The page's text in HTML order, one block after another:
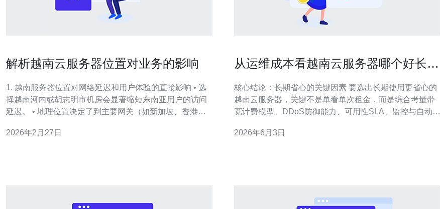
解析越南云服务器位置对业务的影响
1. 越南服务器位置对网络延迟和用户体验的直接影响 • 选
择越南河内或胡志明市机房会显著缩短东南亚用户的访问
延迟。 • 地理位置决定了到主要网关（如新加坡、香港、
RTT ≈ 20–30ms，胡志明->广州 RTT ≈ 50–80ms（视运营
2026年2月27日
从运维成本看越南云服务器哪个好长期
核心结论：长期省心的关键因素 要选出长期使用更省心的
越南云服务器，关键不是单看单次租金，而是综合考量带
宽计费模型、DDoS防御能力、可用性SLA、监控与自动化
些维度，供应商的网络互联与防护能力会显著影响长期花
2026年6月3日